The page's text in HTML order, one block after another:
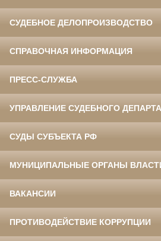
СУДЕБНОЕ ДЕЛОПРОИЗВОДСТВО
СПРАВОЧНАЯ ИНФОРМАЦИЯ
ПРЕСС-СЛУЖБА
УПРАВЛЕНИЕ СУДЕБНОГО
СУДЫ СУБЪЕКТА РФ
МУНИЦИПАЛЬНЫЕ ОРГАНЫ
ВАКАНСИИ
ПРОТИВОДЕЙСТВИЕ КОРРУПЦИИ